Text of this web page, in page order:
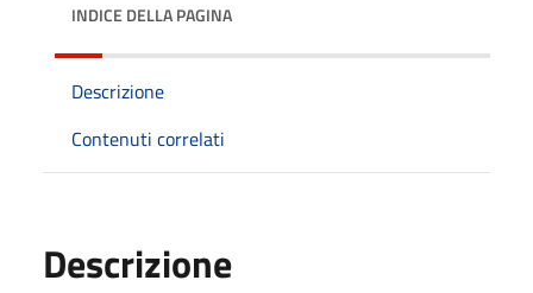
INDICE DELLA PAGINA
Descrizione
Contenuti correlati
Descrizione